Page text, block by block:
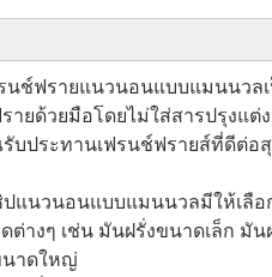
นช์ฟรายแนวนอนแบบแมนนวล
ายด้วยมือโดยไม่ใส่สารปรุงแต่
บประทานเฟรนช์ฟรายส์ที่ดีต่อ
ปแนวนอนแบบแมนนวลมีให้เลือ
างๆ เช่น มันฝรั่งขนาดเล็ก มัน
นาดใหญ่